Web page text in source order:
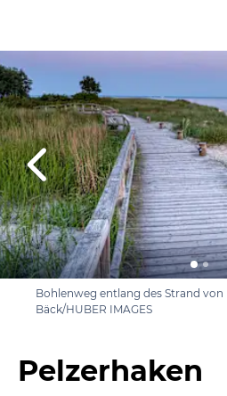
Bohlenweg entlang des Strand
Bäck/HUBER IMAGES
Pelzerhaken